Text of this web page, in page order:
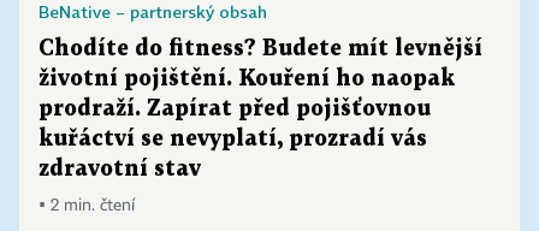
BeNative – partnerský obsah
Chodíte do fitness? Budete mít levnější
životní pojištění. Kouření ho naopak
prodraží. Zapírat před pojišťovnou
kuřáctví se nevyplatí, prozradí vás
zdravotní stav
▪ 2 min. čtení